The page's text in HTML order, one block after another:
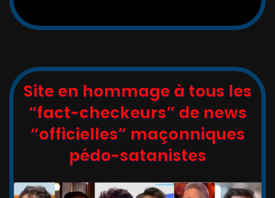
Site en hommage à tous les
“fact-checkeurs” de news
“officielles” maçonniques
pédo-satanistes